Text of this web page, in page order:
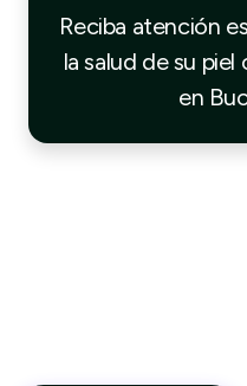
Reciba atención
la salud de su
en